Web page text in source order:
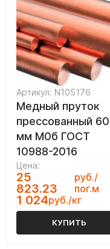
Артикул: N105176
Медный пруток
прессованный 60
мм М0б ГОСТ
10988-2016
Цена:
25
823.23
руб./
пог.м
1 024руб./кг
КУПИТЬ